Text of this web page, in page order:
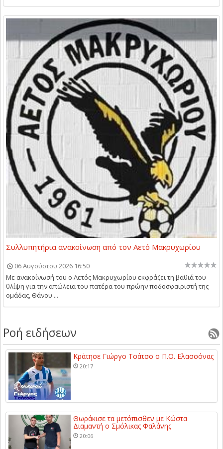
Συλλυπητήρια ανακοίνωση από τον Αετό Μακρυχωρίου
06 Αυγούστου 2026 16:50
Με ανακοίνωσή του ο Αετός Μακρυχωρίου εκφράζει τη βαθιά του
θλίψη για την απώλεια του πατέρα του πρώην ποδοσφαιριστή της
ομάδας, Θάνου ...
Ροή ειδήσεων
Κράτησε Γιώργο Τσάτσο ο Π.Ο. Ελασσόνας
20:17
Θωράκισε τα μετόπισθεν με Κώστα
Διαμαντή ο Σμόλικας Φαλάνης
20:06